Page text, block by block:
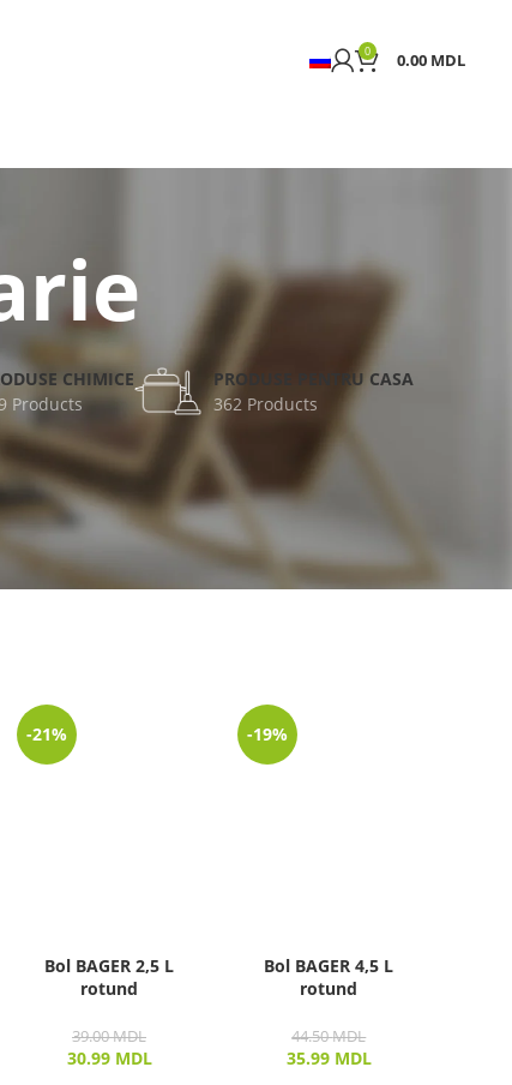
0 0.00 MDL
CHIMICE
Products
PRODUSE PENTRU CASA
362 Products
-21%
Bol BAGER 2,5 L
rotund
39.00MDL
30.99 MDL
-19%
Bol BAGER 4,5 L
rotund
44.50MDL
35.99 MDL